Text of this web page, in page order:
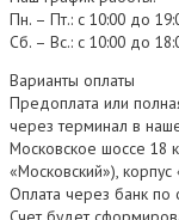
Пн. – Пт.: с 10:00 до
Сб. – Вс.: с 10:00 до
Варианты оплаты
Предоплата или
через терминал в
Московское шоссе 18
«Московский»),
Оплата через банк по